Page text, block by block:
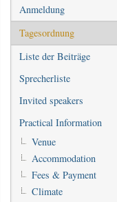
Anmeldung
Tagesordnung
Liste der Beiträge
Sprecherliste
Invited speakers
Practical Information
Venue
Accommodation
Fees & Payment
Climate